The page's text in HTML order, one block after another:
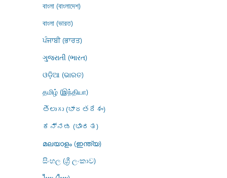
বাংলা (বাংলাদেশ)
বাংলা (ভারত)
ਪੰਜਾਬੀ (ਭਾਰਤ)
ગુજરાતી (ભારત)
ଓଡ଼ିଆ (ଭାରତ)
தமிழ் (இந்தியா)
తెలుగు (భారతదేశం)
ಕನ್ನಡ (ಭಾರತ)
മലയാളം (ഇന്ത്യ)
සිංහල (ශ්‍රී ලංකාව)